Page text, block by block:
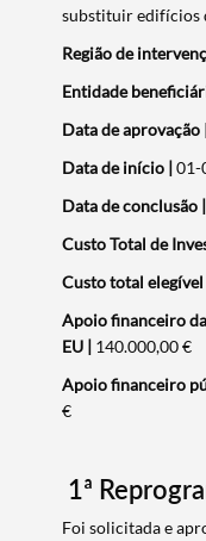
substituir edifícios
Região de
Entidade
Data de aprovação
Data de início |01-
Data de conclusão |
Custo Total de
Custo total elegível
Apoio financeiro
EU | 140.000,00 €
Apoio financeiro
€
1ª
Foi solicitada e